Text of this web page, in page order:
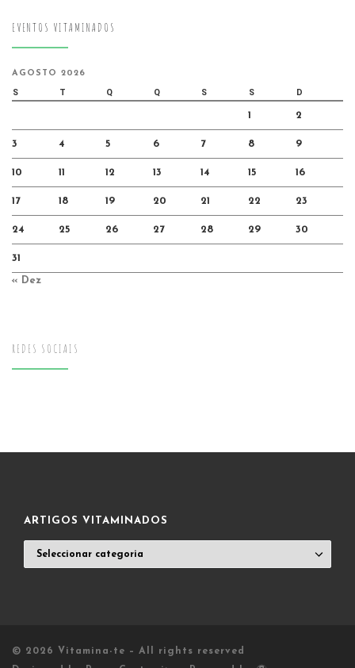
EVENTOS VITAMINADOS
AGOSTO 2026
S T Q Q S S D
1 2
3 4 5 6 7 8 9
10 11 12 13 14 15 16
17 18 19 20 21 22 23
24 25 26 27 28 29 30
31
« Dez
REDES SOCIAIS
ARTIGOS VITAMINADOS
VITAMINADOS
© 2026 Vitamina-te – All rights reserved